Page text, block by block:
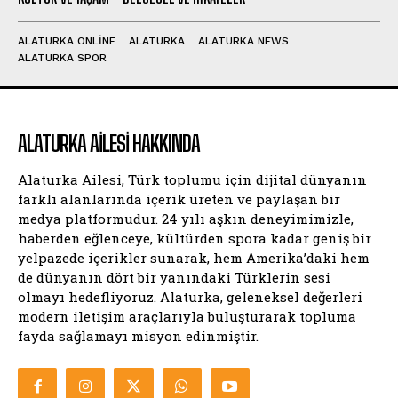
ALATURKA ONLINE ALATURKA
ALATURKA NEWS
ALATURKA SPOR
ALATURKA AILESI HAKKINDA
Alaturka Ailesi, Türk toplumu için dijital dünyanın
farklı alanlarında içerik üreten ve paylaşan bir
medya platformudur. 24 yılı aşkın deneyimimizle,
haberden eğlenceye, kültürden spora kadar geniş bir
yelpazede içerikler sunarak, hem Amerika’daki hem
de dünyanın dört bir yanındaki Türklerin sesi
olmayı hedefliyoruz. Alaturka, geleneksel değerleri
modern iletişim araçlarıyla buluşturarak topluma
fayda sağlamayı misyon edinmiştir.